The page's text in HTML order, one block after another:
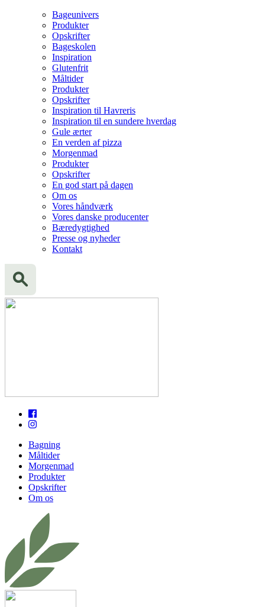
Bageunivers
Produkter
Opskrifter
Bageskolen
Inspiration
Glutenfrit
Måltider
Produkter
Opskrifter
Inspiration til Havreris
Inspiration til en sundere hverdag
Gule ærter
En verden af pizza
Morgenmad
Produkter
Opskrifter
En god start på dagen
Om os
Vores håndværk
Vores danske producenter
Bæredygtighed
Presse og nyheder
Kontakt
Bagning
Måltider
Morgenmad
Produkter
Opskrifter
Om os